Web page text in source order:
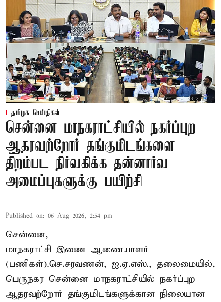
தமிழக செய்திகள்
சென்னை மாநகராட்சியில் நகர்ப்புற
ஆதரவற்றோர் தங்குமிடங்களை
திறம்பட நிர்வகிக்க தன்னார்வ
அமைப்புகளுக்கு பயிற்சி
Published on: 06 Aug 2026, 2:54 pm
சென்னை,
மாநகராட்சி இணை ஆணையாளர்
(பணிகள்).செ.சரவணன், ஐ.ஏ.எஸ்., தலைமையில்,
பெருநகர சென்னை மாநகராட்சியில் நகர்ப்புற
ஆதரவற்றோர் தங்குமிடங்களுக்கான நிலையான